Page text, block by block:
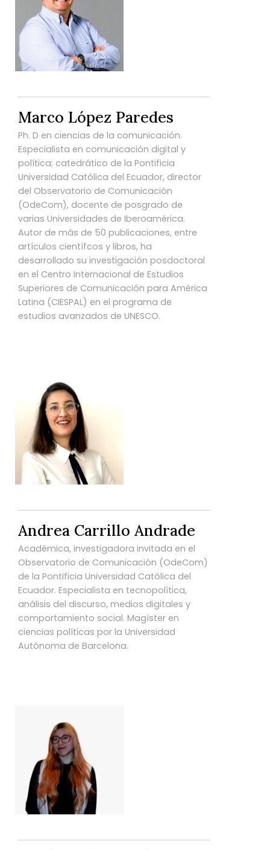
Marco López Paredes
Ph. D en ciencias de la comunicación.
Especialista en comunicación digital y
política; catedrático de la Pontificia
Universidad Católica del Ecuador, director
del Observatorio de Comunicación
(OdeCom), docente de posgrado de
varias Universidades de Iberoamérica.
Autor de más de 50 publicaciones, entre
artículos científcos y libros, ha
desarrollado su investigación posdoctoral
en el Centro Internacional de Estudios
Superiores de Comunicación para América
Latina (CIESPAL) en el programa de
estudios avanzados de UNESCO.
Andrea Carrillo Andrade
Académica, investigadora invitada en el
Observatorio de Comunicación (OdeCom)
de la Pontificia Universidad Católica del
Ecuador. Especialista en tecnopolítica,
análisis del discurso, medios digitales y
comportamiento social. Magíster en
ciencias políticas por la Universidad
Autónoma de Barcelona.